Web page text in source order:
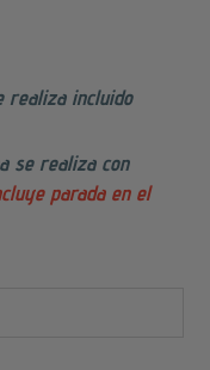
realiza incluido
se realiza con
parada en el